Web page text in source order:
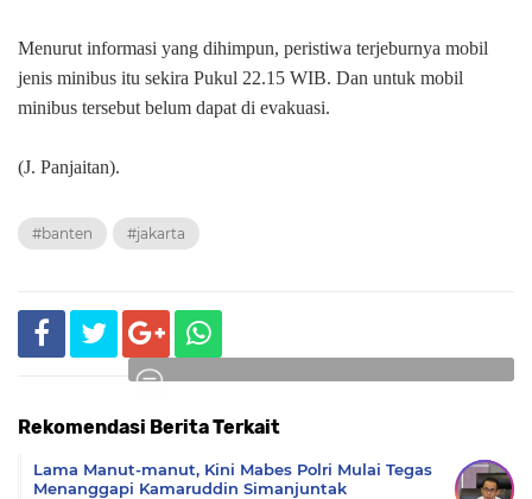
Menurut informasi yang dihimpun, peristiwa terjeburnya mobil
jenis minibus itu sekira Pukul 22.15 WIB. Dan untuk mobil
minibus tersebut belum dapat di evakuasi.
(J. Panjaitan).
#banten #jakarta
Rekomendasi Berita Terkait
Lama Manut-manut, Kini Mabes Polri Mulai Tegas
Menanggapi Kamaruddin Simanjuntak